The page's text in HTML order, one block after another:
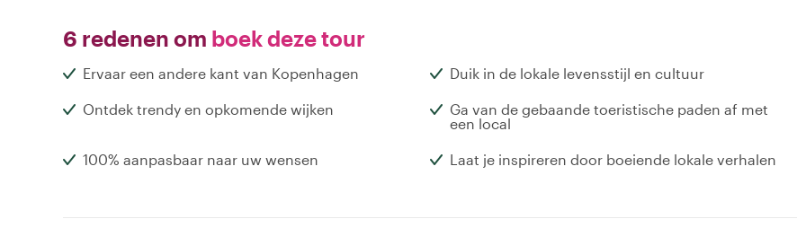
6 redenen om boek deze tour
Ervaar een andere kant van Kopenhagen Duik in de lokale levensstijl en cultuur
Ontdek trendy en opkomende wijken
Ga van de gebaande toeristische paden af met
een local
100% aanpasbaar naar uw wensen Laat je inspireren door boeiende lokale verhalen